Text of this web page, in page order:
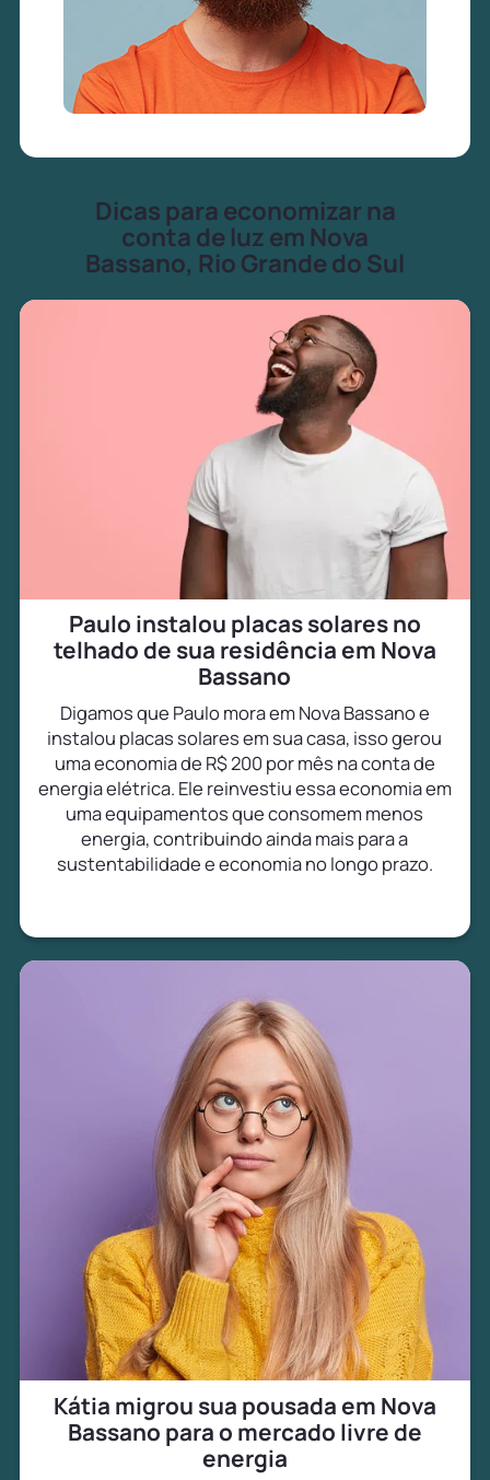
Dicas para economizar na
conta de luz em Nova
Bassano, Rio Grande do Sul
Paulo instalou placas solares no
telhado de sua residência em Nova
Bassano
Digamos que Paulo mora em Nova Bassano e
instalou placas solares em sua casa, isso gerou
uma economia de R$ 200 por mês na conta de
energia elétrica. Ele reinvestiu essa economia em
uma equipamentos que consomem menos
energia, contribuindo ainda mais para a
sustentabilidade e economia no longo prazo.
Kátia migrou sua pousada em Nova
Bassano para o mercado livre de
energia